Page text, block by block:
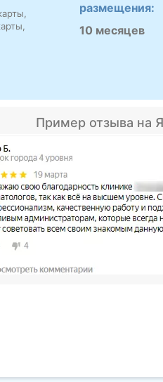
размещения:
10 месяцев
Пример отзыва на